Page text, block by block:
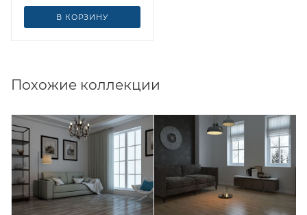
В КОРЗИНУ
Похожие коллекции